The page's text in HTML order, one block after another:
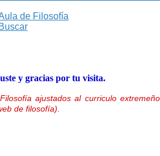
de Filosofía
Buscar
y gracias por tu visita.
ajustados al curriculo
de filosofía).